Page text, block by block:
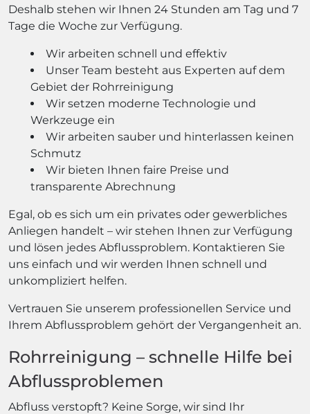
Deshalb stehen wir Ihnen 24 Stunden am Tag und 7
Tage die Woche zur Verfügung.
Wir arbeiten schnell und effektiv
Unser Team besteht aus Experten auf dem
Gebiet der Rohrreinigung
Wir setzen moderne Technologie und
Werkzeuge ein
Wir arbeiten sauber und hinterlassen keinen
Schmutz
Wir bieten Ihnen faire Preise und
transparente Abrechnung
Egal, ob es sich um ein privates oder gewerbliches
Anliegen handelt – wir stehen Ihnen zur Verfügung
und lösen jedes Abflussproblem. Kontaktieren Sie
uns einfach und wir werden Ihnen schnell und
unkompliziert helfen.
Vertrauen Sie unserem professionellen Service und
Ihrem Abflussproblem gehört der Vergangenheit an.
Rohrreinigung – schnelle Hilfe bei
Abflussproblemen
Abfluss verstopft? Keine Sorge, wir sind Ihr